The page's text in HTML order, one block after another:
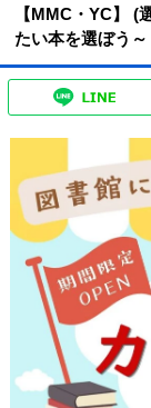
【MMC・YC】
たい本を選ぼう～